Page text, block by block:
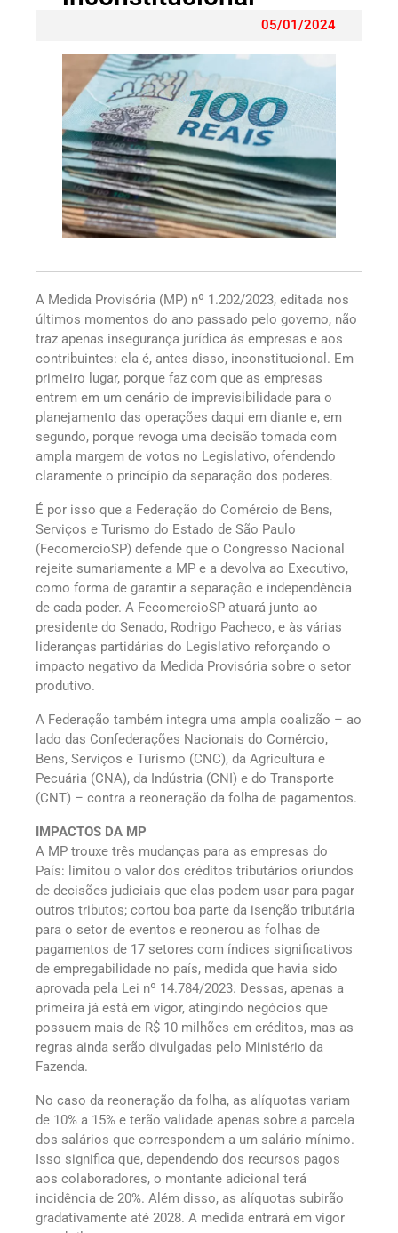
05/01/2024
A Medida Provisória (MP) nº 1.202/2023, editada nos
últimos momentos do ano passado pelo governo, não
traz apenas insegurança jurídica às empresas e aos
contribuintes: ela é, antes disso, inconstitucional. Em
primeiro lugar, porque faz com que as empresas
entrem em um cenário de imprevisibilidade para o
planejamento das operações daqui em diante e, em
segundo, porque revoga uma decisão tomada com
ampla margem de votos no Legislativo, ofendendo
claramente o princípio da separação dos poderes.
É por isso que a Federação do Comércio de Bens,
Serviços e Turismo do Estado de São Paulo
(FecomercioSP) defende que o Congresso Nacional
rejeite sumariamente a MP e a devolva ao Executivo,
como forma de garantir a separação e independência
de cada poder. A FecomercioSP atuará junto ao
presidente do Senado, Rodrigo Pacheco, e às várias
lideranças partidárias do Legislativo reforçando o
impacto negativo da Medida Provisória sobre o setor
produtivo.
A Federação também integra uma ampla coalizão – ao
lado das Confederações Nacionais do Comércio,
Bens, Serviços e Turismo (CNC), da Agricultura e
Pecuária (CNA), da Indústria (CNI) e do Transporte
(CNT) – contra a reoneração da folha de pagamentos.
IMPACTOS DA MP
A MP trouxe três mudanças para as empresas do
País: limitou o valor dos créditos tributários oriundos
de decisões judiciais que elas podem usar para pagar
outros tributos; cortou boa parte da isenção tributária
para o setor de eventos e reonerou as folhas de
pagamentos de 17 setores com índices significativos
de empregabilidade no país, medida que havia sido
aprovada pela Lei nº 14.784/2023. Dessas, apenas a
primeira já está em vigor, atingindo negócios que
possuem mais de R$ 10 milhões em créditos, mas as
regras ainda serão divulgadas pelo Ministério da
Fazenda.
No caso da reoneração da folha, as alíquotas variam
de 10% a 15% e terão validade apenas sobre a parcela
dos salários que correspondem a um salário mínimo.
Isso significa que, dependendo dos recursos pagos
aos colaboradores, o montante adicional terá
incidência de 20%. Além disso, as alíquotas subirão
gradativamente até 2028. A medida entrará em vigor